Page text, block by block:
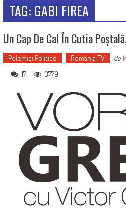
TAG: GABI FIREA
Un Cap De Cal În Cutia
Polemici Politice Romania TV de
17 3779